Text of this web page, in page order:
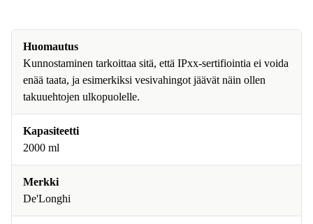
Huomautus
Kunnostaminen tarkoittaa sitä, että IPxx-sertifiointia ei voida
enää taata, ja esimerkiksi vesivahingot jäävät näin ollen
takuuehtojen ulkopuolelle.
Kapasiteetti
2000 ml
Merkki
De'Longhi